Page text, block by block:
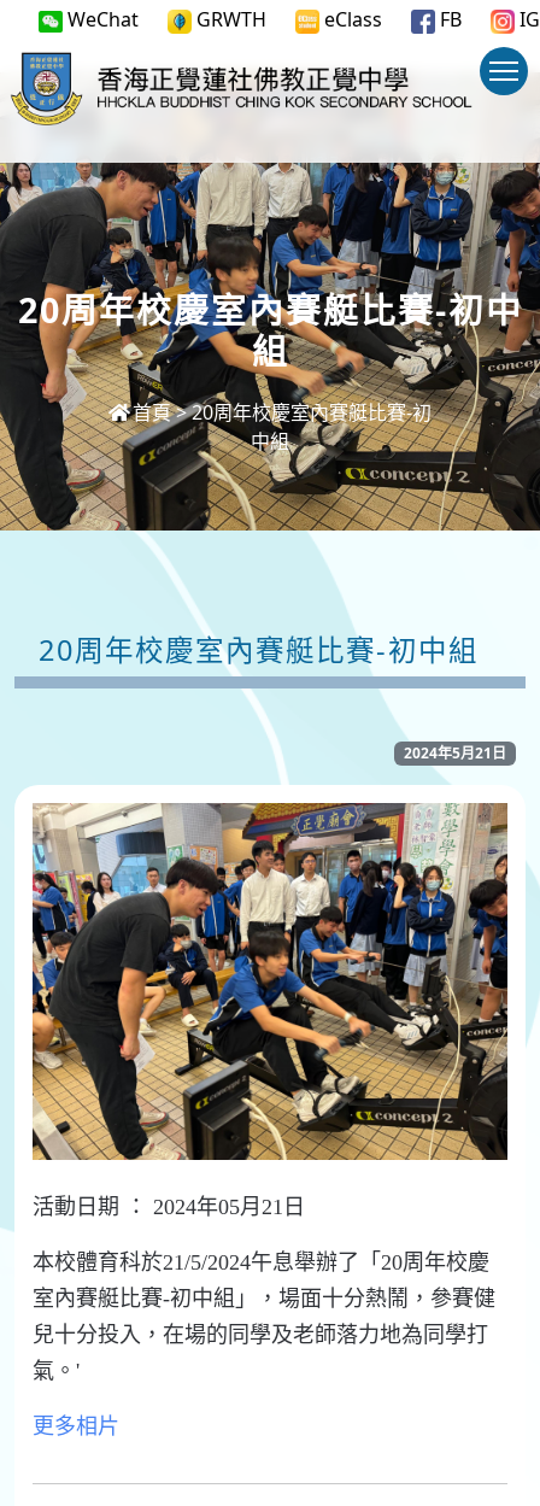
WeChat GRWTH eClass FB IG
20周年校慶室內賽艇比賽-初中
組
首頁>20周年校慶室內賽艇比賽-初
中組
20周年校慶室內賽艇比賽-初中組
2024年5月21日
活動日期 ： 2024年05月21日
本校體育科於21/5/2024午息舉辦了「20周年校慶
室內賽艇比賽-初中組」，場面十分熱鬧，參賽健
兒十分投入，在場的同學及老師落力地為同學打
氣。'
更多相片